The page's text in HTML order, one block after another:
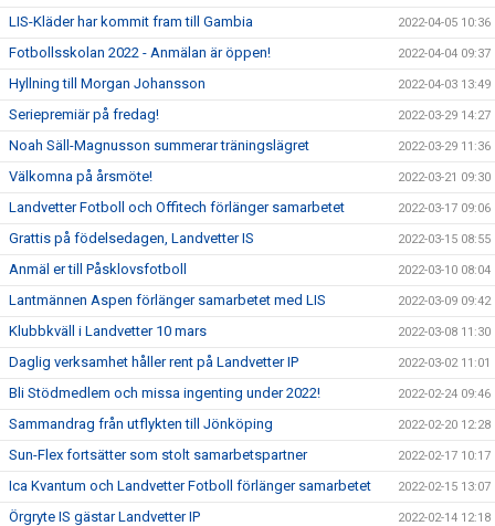
LIS-Kläder har kommit fram till Gambia 2022-04-05 10:36
Fotbollsskolan 2022 - Anmälan är öppen! 2022-04-04 09:37
Hyllning till Morgan Johansson 2022-04-03 13:49
Seriepremiär på fredag! 2022-03-29 14:27
Noah Säll-Magnusson summerar träningslägret 2022-03-29 11:36
Välkomna på årsmöte! 2022-03-21 09:30
Landvetter Fotboll och Offitech förlänger samarbetet 2022-03-17 09:06
Grattis på födelsedagen, Landvetter IS 2022-03-15 08:55
Anmäl er till Påsklovsfotboll 2022-03-10 08:04
Lantmännen Aspen förlänger samarbetet med LIS 2022-03-09 09:42
Klubbkväll i Landvetter 10 mars 2022-03-08 11:30
Daglig verksamhet håller rent på Landvetter IP 2022-03-02 11:01
Bli Stödmedlem och missa ingenting under 2022! 2022-02-24 09:46
Sammandrag från utflykten till Jönköping 2022-02-20 12:28
Sun-Flex fortsätter som stolt samarbetspartner 2022-02-17 10:17
Ica Kvantum och Landvetter Fotboll förlänger samarbetet 2022-02-15 13:07
Örgryte IS gästar Landvetter IP 2022-02-14 12:18